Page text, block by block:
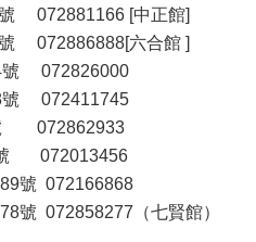
072881166 [中正館]
072886888[六合館 ]
號 072826000
號 072411745
072862933
號 072013456
號 072166868
號 072858277（七賢館）